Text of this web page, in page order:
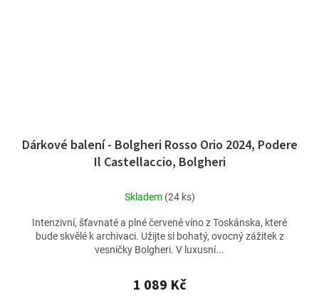
Dárkové balení - Bolgheri Rosso Orio 2024, Podere
Il Castellaccio, Bolgheri
Skladem (24 ks)
1 089 Kč
Intenzivní, šťavnaté a plné červené víno z Toskánska, které
bude skvělé k archivaci. Užijte si bohatý, ovocný zážitek z
vesničky Bolgheri. V luxusní...